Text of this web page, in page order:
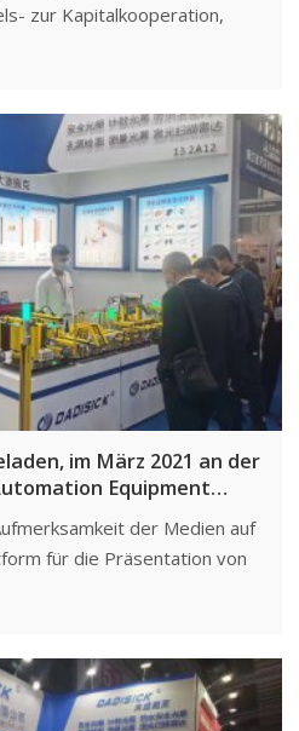
zur Kapitalkooperation,
und steigerte seine
im März 2021 an der
Equipment
der Medien auf
für die Präsentation von
diese Möglichkeit, um die